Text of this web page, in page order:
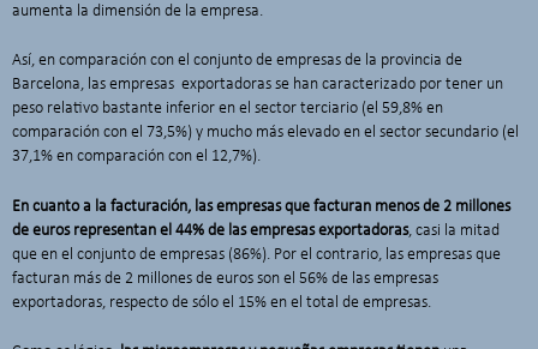
aumenta la dimensión de la empresa.
Así, en comparación con el conjunto de empresas de la provincia de
Barcelona, las empresas exportadoras se han caracterizado por tener un
peso relativo bastante inferior en el sector terciario (el 59,8% en
comparación con el 73,5%) y mucho más elevado en el sector secundario (el
37,1% en comparación con el 12,7%).
En cuanto a la facturación, las empresas que facturan menos de 2 millones
de euros representan el 44% de las empresas exportadoras, casi la mitad
que en el conjunto de empresas (86%). Por el contrario, las empresas que
facturan más de 2 millones de euros son el 56% de las empresas
exportadoras, respecto de sólo el 15% en el total de empresas.